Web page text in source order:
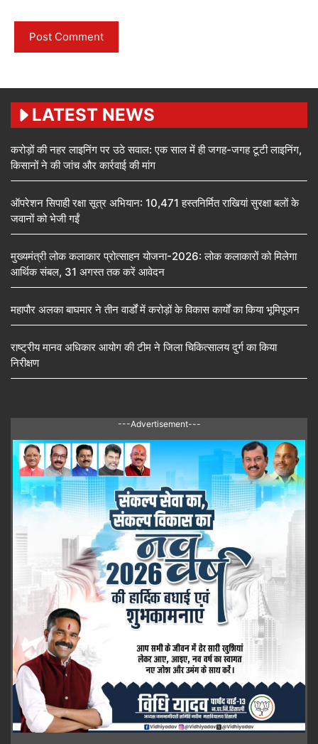
LATEST NEWS
करोड़ों की नहर लाइनिंग पर उठे सवाल: एक साल में ही जगह-जगह टूटी लाइनिंग,
किसानों ने की जांच और कार्रवाई की मांग
ऑपरेशन सिपाही रक्षा सूत्र अभियान: 10,471 हस्तनिर्मित राखियां सुरक्षा बलों के
जवानों को भेजी गईं
मुख्यमंत्री लोक कलाकार प्रोत्साहन योजना-2026: लोक कलाकारों को मिलेगा
आर्थिक संबल, 31 अगस्त तक करें आवेदन
महापौर अलका बाघमार ने तीन वार्डों में करोड़ों के विकास कार्यों का किया भूमिपूजन
राष्ट्रीय मानव अधिकार आयोग की टीम ने जिला चिकित्सालय दुर्ग का किया
निरीक्षण
---Advertisement---